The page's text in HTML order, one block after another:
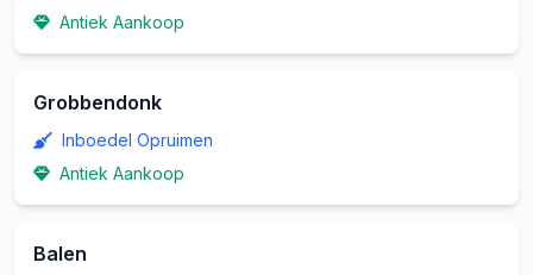
Antiek Aankoop
Grobbendonk
Inboedel Opruimen
Antiek Aankoop
Balen